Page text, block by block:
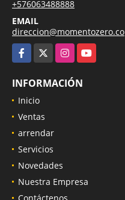
+576063488888
EMAIL
direccion@momentozero.co
Facebook
InstagramYouTube
INFORMACIÓN
Inicio
Ventas
arrendar
Servicios
Novedades
Nuestra Empresa